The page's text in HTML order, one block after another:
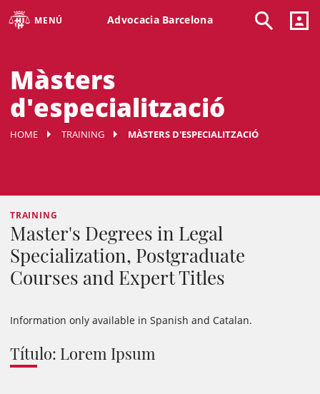
MENÚ Advocacia Barcelona
Màsters
d'especialització
HOME TRAINING MÀSTERS D'ESPECIALITZACIÓ
TRAINING
Master's Degrees in Legal
Specialization, Postgraduate
Courses and Expert Titles
Information only available in Spanish and Catalan.
Título: Lorem Ipsum